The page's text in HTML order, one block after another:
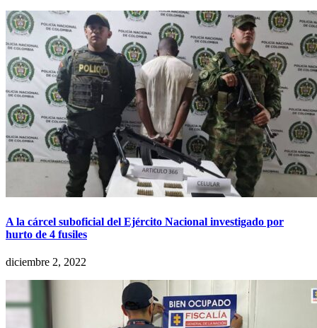
A la cárcel suboficial del Ejército Nacional investigado por
hurto de 4 fusiles
diciembre 2, 2022